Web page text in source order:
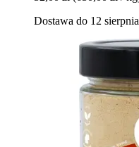
Dostawa do 12 sierpnia